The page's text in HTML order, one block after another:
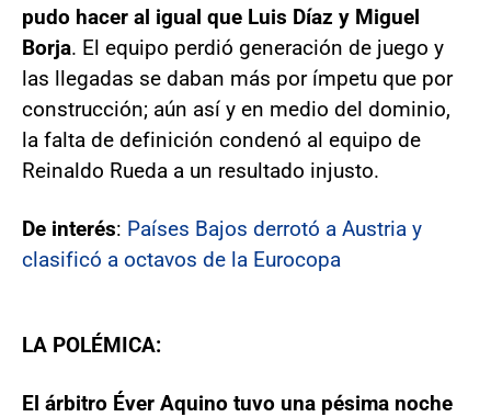
pudo hacer al igual que Luis Díaz y Miguel
Borja. El equipo perdió generación de juego y
las llegadas se daban más por ímpetu que por
construcción; aún así y en medio del dominio,
la falta de definición condenó al equipo de
Reinaldo Rueda a un resultado injusto.
De interés: Países Bajos derrotó a Austria y
clasificó a octavos de la Eurocopa
LA POLÉMICA:
El árbitro Éver Aquino tuvo una pésima noche